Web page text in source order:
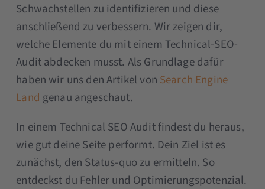
Schwachstellen zu identifizieren und diese
anschließend zu verbessern. Wir zeigen dir,
welche Elemente du mit einem Technical-SEO-
Audit abdecken musst. Als Grundlage dafür
haben wir uns den Artikel vonSearch Engine
Landgenau angeschaut.
In einem Technical SEO Audit findest du heraus,
wie gut deine Seite performt. Dein Ziel ist es
zunächst, den Status-quo zu ermitteln. So
entdeckst du Fehler und Optimierungspotenzial.